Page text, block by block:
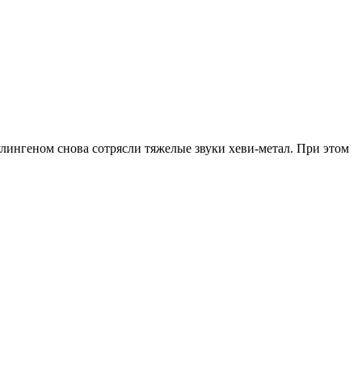
снова сотрясли тяжелые звуки хеви-метал. При этом